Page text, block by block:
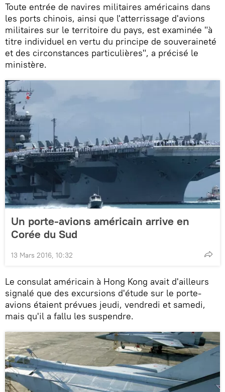
Toute entrée de navires militaires américains dans
les ports chinois, ainsi que l'atterrissage d'avions
militaires sur le territoire du pays, est examinée "à
titre individuel en vertu du principe de souveraineté
et des circonstances particulières", a précisé le
ministère.
Un porte-avions américain arrive en
Corée du Sud
13 Mars 2016, 10:32
Le consulat américain à Hong Kong avait d'ailleurs
signalé que des excursions d'étude sur le porte-
avions étaient prévues jeudi, vendredi et samedi,
mais qu'il a fallu les suspendre.